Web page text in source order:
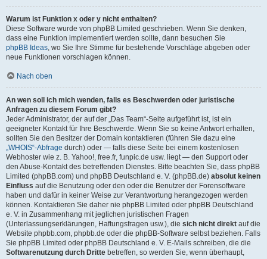
Warum ist Funktion x oder y nicht enthalten?
Diese Software wurde von phpBB Limited geschrieben. Wenn Sie denken,
dass eine Funktion implementiert werden sollte, dann besuchen Sie
phpBB Ideas, wo Sie Ihre Stimme für bestehende Vorschläge abgeben oder
neue Funktionen vorschlagen können.
Nach oben
An wen soll ich mich wenden, falls es Beschwerden oder juristische
Anfragen zu diesem Forum gibt?
Jeder Administrator, der auf der „Das Team“-Seite aufgeführt ist, ist ein
geeigneter Kontakt für Ihre Beschwerde. Wenn Sie so keine Antwort erhalten,
sollten Sie den Besitzer der Domain kontaktieren (führen Sie dazu eine
„WHOIS“-Abfrage durch) oder — falls diese Seite bei einem kostenlosen
Webhoster wie z. B. Yahoo!, free.fr, funpic.de usw. liegt — den Support oder
den Abuse-Kontakt des betreffenden Dienstes. Bitte beachten Sie, dass phpBB
Limited (phpBB.com) und phpBB Deutschland e. V. (phpBB.de) absolut keinen
Einfluss auf die Benutzung oder den oder die Benutzer der Forensoftware
haben und dafür in keiner Weise zur Verantwortung herangezogen werden
können. Kontaktieren Sie daher nie phpBB Limited oder phpBB Deutschland
e. V. in Zusammenhang mit jeglichen juristischen Fragen
(Unterlassungserklärungen, Haftungsfragen usw.), die sich nicht direkt auf die
Website phpbb.com, phpbb.de oder die phpBB-Software selbst beziehen. Falls
Sie phpBB Limited oder phpBB Deutschland e. V. E-Mails schreiben, die die
Softwarenutzung durch Dritte betreffen, so werden Sie, wenn überhaupt,